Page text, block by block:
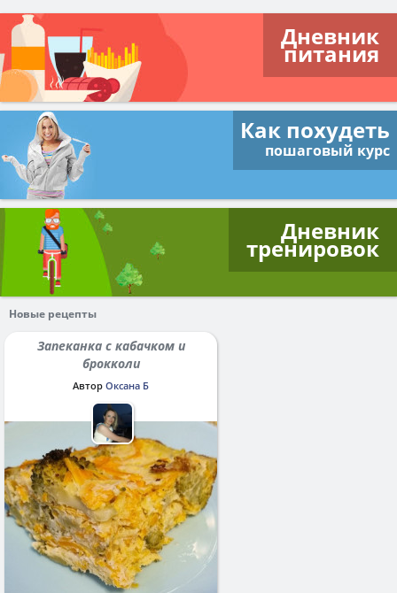
Дневник
питания
Как похудеть
пошаговый курс
Дневник
тренировок
Новые рецепты
Запеканка с кабачком и
брокколи
Автор Оксана Б